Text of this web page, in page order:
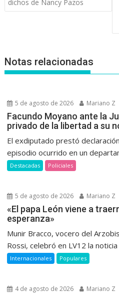
entradas
dichos de Nancy Pazos
Notas relacionadas
5 de agosto de 2026 Mariano Z
Facundo Moyano ante la
privado de la libertad a su
El exdiputado prestó
episodio ocurrido en un
Destacadas Policiales
5 de agosto de 2026 Mariano Z
«El papa León viene a
esperanza»
Munir Bracco, vocero del
Rossi, celebró en LV12 la noticia
Internacionales Populares
4 de agosto de 2026 Mariano Z